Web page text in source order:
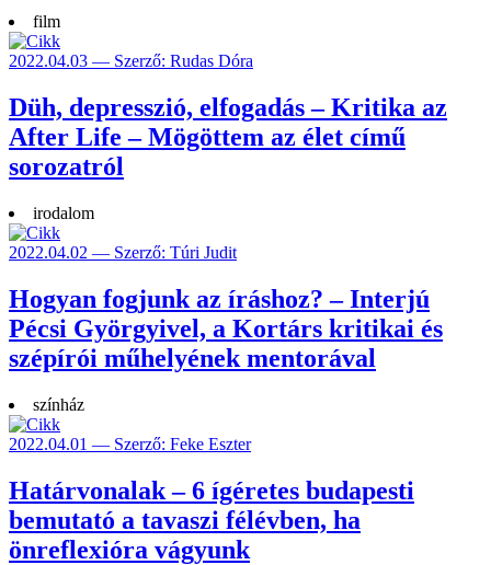
film
2022.04.03 — Szerző: Rudas Dóra
Düh, depresszió, elfogadás – Kritika az
After Life – Mögöttem az élet című
sorozatról
irodalom
2022.04.02 — Szerző: Túri Judit
Hogyan fogjunk az íráshoz? – Interjú
Pécsi Györgyivel, a Kortárs kritikai és
szépírói műhelyének mentorával
színház
2022.04.01 — Szerző: Feke Eszter
Határvonalak – 6 ígéretes budapesti
bemutató a tavaszi félévben, ha
önreflexióra vágyunk